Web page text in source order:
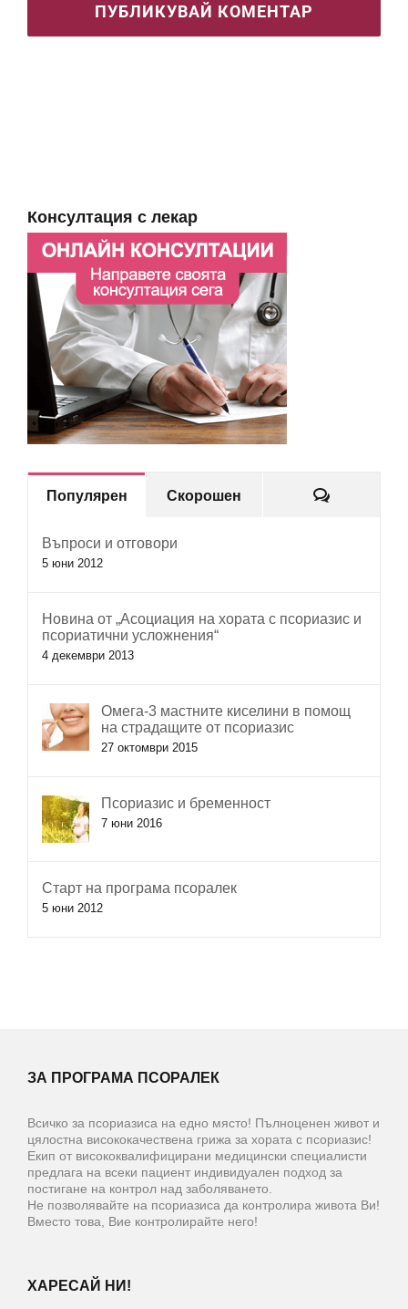
Консултация с лекар
Популярен Скорошен Коментари
Въпроси и отговори
5 юни 2012
Новина от „Асоциация на хората с псориазис и
псориатични усложнения“
4 декември 2013
Омега-3 мастните киселини в помощ
на страдащите от псориазис
27 октомври 2015
Псориазис и бременност
7 юни 2016
Старт на програма псоралек
5 юни 2012
ЗА ПРОГРАМА ПСОРАЛЕК
Всичко за псориазиса на едно място! Пълноценен живот и
цялостна висококачествена грижа за хората с псориазис!
Екип от висококвалифицирани медицински специалисти
предлага на всеки пациент индивидуален подход за
постигане на контрол над заболяването.
Не позволявайте на псориазиса да контролира живота Ви!
Вместо това, Вие контролирайте него!
ХАРЕСАЙ НИ!